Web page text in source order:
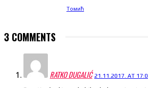
3 COMMENTS
RATKO DUGALIĆ 21.11.2017. AT